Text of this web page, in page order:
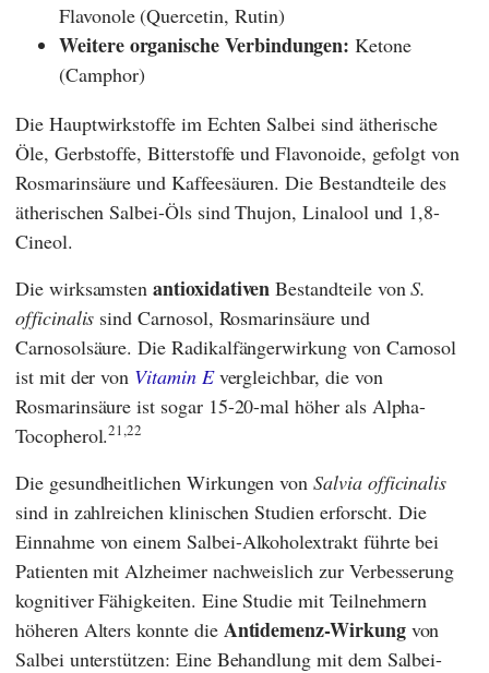
Flavonole (Quercetin, Rutin)
Weitere organische Verbindungen: Ketone
(Camphor)
Die Hauptwirkstoffe im Echten Salbei sind ätherische
Öle, Gerbstoffe, Bitterstoffe und Flavonoide, gefolgt von
Rosmarinsäure und Kaffeesäuren. Die Bestandteile des
ätherischen Salbei-Öls sind Thujon, Linalool und 1,8-
Cineol.
Die wirksamstenantioxidativenBestandteile vonS.
officinalis sind Carnosol, Rosmarinsäure und
Carnosolsäure. Die Radikalfängerwirkung von Carnosol
ist mit der von Vitamin Evergleichbar, die von
Rosmarinsäure ist sogar 15-20-mal höher als Alpha-
Tocopherol.21,22
Die gesundheitlichen Wirkungen vonSalvia officinalis
sind in zahlreichen klinischen Studien erforscht. Die
Einnahme von einem Salbei-Alkoholextrakt führte bei
Patienten mit Alzheimer nachweislich zur Verbesserung
kognitiver Fähigkeiten. Eine Studie mit Teilnehmern
höheren Alters konnte die Antidemenz-Wirkungvon
Salbei unterstützen: Eine Behandlung mit dem Salbei-